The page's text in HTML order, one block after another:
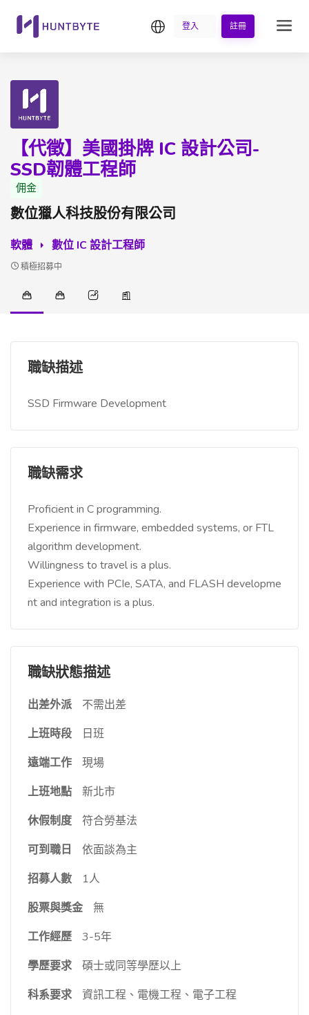
繁中登入 註冊
【代徵】美國掛牌 IC 設計公司-
SSD韌體工程師
佣金
數位獵人科技股份有限公司
軟體 數位 IC 設計工程師
積極招募中
職缺描述
SSD Firmware Development
職缺需求
Proficient in C programming.
Experience in firmware, embedded systems, or FTL
algorithm development.
Willingness to travel is a plus.
Experience with PCIe, SATA, and FLASH developme
nt and integration is a plus.
職缺狀態描述
出差外派
不需出差
上班時段
日班
遠端工作
現場
上班地點
新北市
休假制度
符合勞基法
可到職日
依面談為主
招募人數
1人
股票與獎金
無
工作經歷
3-5年
學歷要求
碩士或同等學歷以上
科系要求
資訊工程、電機工程、電子工程